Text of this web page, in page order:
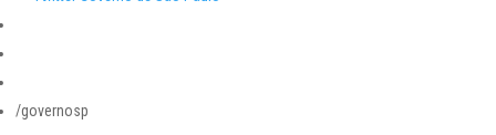
/governosp